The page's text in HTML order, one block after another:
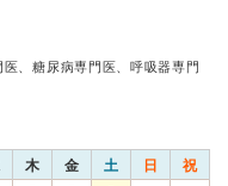
、糖尿病専門医、呼吸器専門
木 金 土 日 祝